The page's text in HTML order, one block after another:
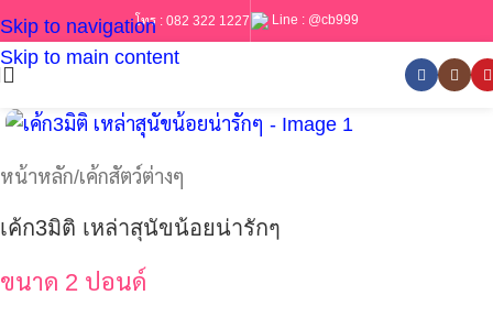
Skip to navigation
Skip to main content
โทร : 082 322 1227 Line : @cb999
หน้าหลัก/เค้กสัตว์ต่างๆ
เค้ก3มิติ เหล่าสุนัขน้อยน่ารักๆ
ขนาด 2 ปอนด์